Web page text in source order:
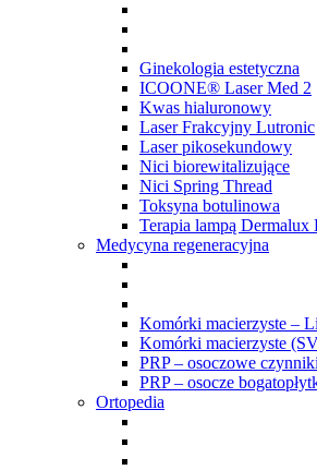
Ginekologia estetyczna
ICOONE® Laser Med 2
Kwas hialuronowy
Laser Frakcyjny Lutronic
Laser pikosekundowy
Nici biorewitalizujące
Nici Spring Thread
Toksyna botulinowa
Terapia lampą Dermalux
Medycyna regeneracyjna
Komórki macierzyste –
Komórki macierzyste
PRP – osoczowe
PRP – osocze
Ortopedia